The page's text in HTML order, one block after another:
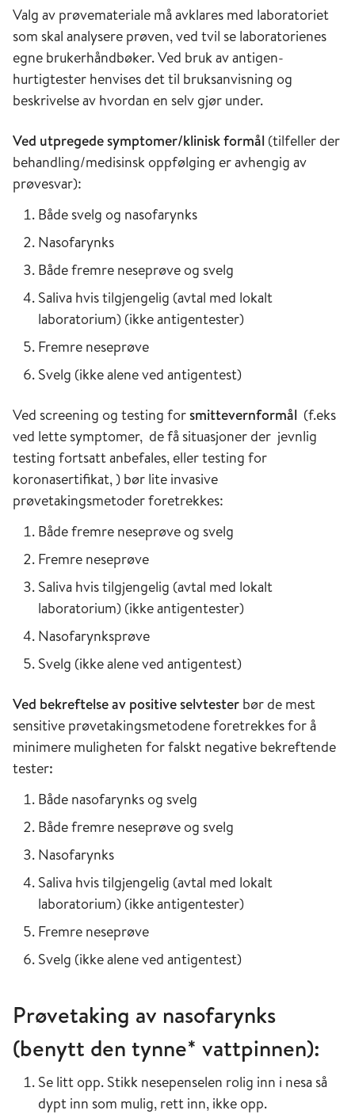
Valg av prøvemateriale må avklares med laboratoriet
som skal analysere prøven, ved tvil se laboratorienes
egne brukerhåndbøker. Ved bruk av antigen-
hurtigtester henvises det til bruksanvisning og
beskrivelse av hvordan en selv gjør under.
Ved utpregede symptomer/klinisk formål (tilfeller der
behandling/medisinsk oppfølging er avhengig av
prøvesvar):
Både svelg og nasofarynks
Nasofarynks
Både fremre neseprøve og svelg
Saliva hvis tilgjengelig (avtal med lokalt
laboratorium) (ikke antigentester)
Fremre neseprøve
Svelg (ikke alene ved antigentest)
Ved screening og testing forsmittevernformål (f.eks
ved lette symptomer, de få situasjoner der jevnlig
testing fortsatt anbefales, eller testing for
koronasertifikat, ) bør lite invasive
prøvetakingsmetoder foretrekkes:
Både fremre neseprøve og svelg
Fremre neseprøve
Saliva hvis tilgjengelig (avtal med lokalt
laboratorium) (ikke antigentester)
Nasofarynksprøve
Svelg (ikke alene ved antigentest)
Ved bekreftelse av positive selvtester bør de mest
sensitive prøvetakingsmetodene foretrekkes for å
minimere muligheten for falskt negative bekreftende
tester:
Både nasofarynks og svelg
Både fremre neseprøve og svelg
Nasofarynks
Saliva hvis tilgjengelig (avtal med lokalt
laboratorium) (ikke antigentester)
Fremre neseprøve
Svelg (ikke alene ved antigentest)
Prøvetaking av nasofarynks
(benytt den tynne* vattpinnen):
Se litt opp. Stikk nesepenselen rolig inn i nesa så
dypt inn som mulig, rett inn, ikke opp.